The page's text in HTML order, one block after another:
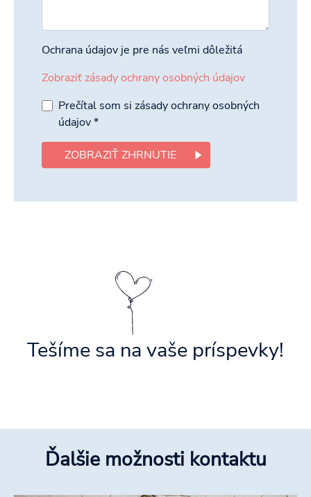
Ochrana údajov je pre nás veľmi dôležitá
Zobraziť zásady ochrany osobných údajov
Prečítal som si zásady ochrany osobných
údajov*
ZOBRAZIŤ ZHRNUTIE
Tešíme sa na vaše príspevky!
Ďalšie možnosti kontaktu